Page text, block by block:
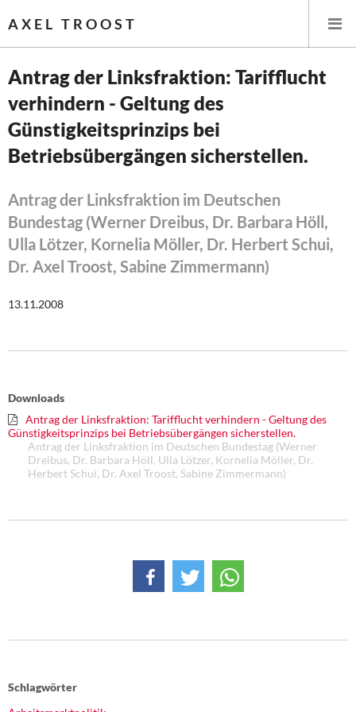
AXEL TROOST
Startseite
Themen
Wirtschaftspolitik
Steuer- und Finanzpolitik
Weitere Themen
Memo-Gruppe
Institut Solidarische Moderne
Rosa-Luxemburg-Stiftung
Antrag der Linksfraktion: Tarifflucht
verhindern - Geltung des
Günstigkeitsprinzips bei
Betriebsübergängen sicherstellen.
Antrag der Linksfraktion im Deutschen
Bundestag (Werner Dreibus, Dr. Barbara Höll,
Ulla Lötzer, Kornelia Möller, Dr. Herbert Schui,
Dr. Axel Troost, Sabine Zimmermann)
13.11.2008
Downloads
Antrag der Linksfraktion: Tarifflucht verhindern - Geltung des
Günstigkeitsprinzips bei Betriebsübergängen sicherstellen.
Antrag der Linksfraktion im Deutschen Bundestag (Werner
Dreibus, Dr. Barbara Höll, Ulla Lötzer, Kornelia Möller, Dr.
Herbert Schui, Dr. Axel Troost, Sabine Zimmermann)
Schlagwörter